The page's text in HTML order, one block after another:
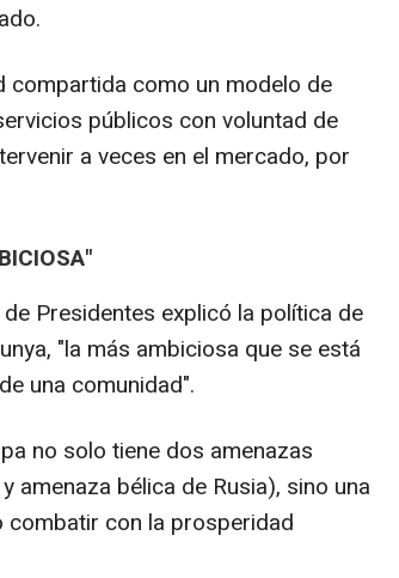
compartida como un modelo de
públicos con voluntad de
a veces en el mercado, por
Presidentes explicó la política de
"la más ambiciosa que se está
una comunidad".
no solo tiene dos amenazas
amenaza bélica de Rusia), sino una
combatir con la prosperidad